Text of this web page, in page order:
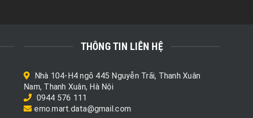
THÔNG TIN LIÊN HỆ
Nhà 104-H4 ngõ 445 Nguyễn Trãi, Thanh Xuân
Nam, Thanh Xuân, Hà Nội
0944 576 111
emo.mart.data@gmail.com